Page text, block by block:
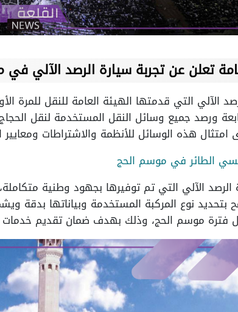
تعلن عن تجربة سيارة الرصد الآلي في
ورصد جميع وسائل النقل المستخدمة لنقل
هذه الوسائل للأنظمة والاشتراطات ومعايير
الطائر في موسم الحج
الآلي التي تم توفيرها بجهود وطنية
بتحديد نوع المركبة المستخدمة وبياناتها بدقة
فترة موسم الحج، وذلك بهدف ضمان تقديم خدمات